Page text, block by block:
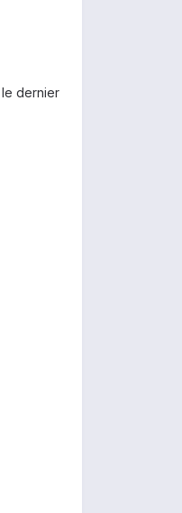
dernier